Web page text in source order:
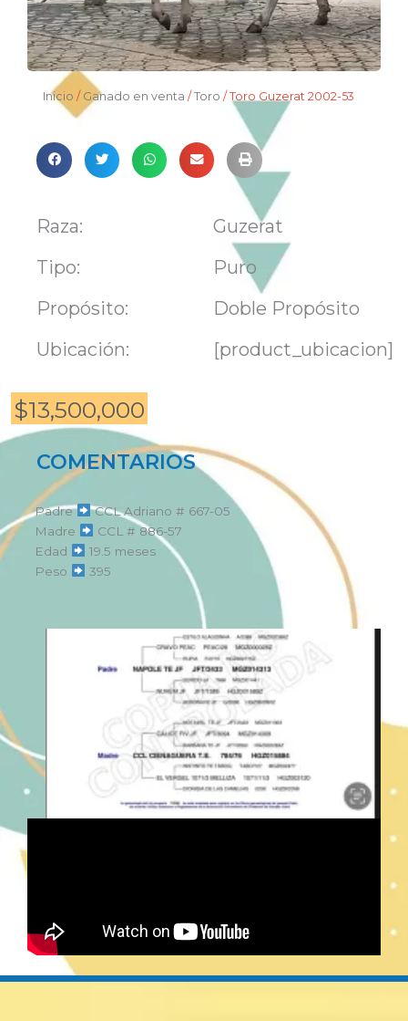
Inicio / Ganado en venta /Toro / Toro Guzerat 2002-53
Raza:
Tipo:
Propósito:
Ubicación:
Guzerat
Puro
Doble Propósito
[product_ubicacion]
$13,500,000
COMENTARIOS
Padre
CCL Adriano # 667-05
Madre
CCL # 886-57
Edad
19.5 meses
Peso
395